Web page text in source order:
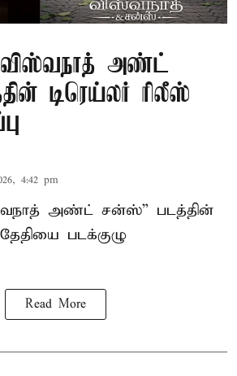
அண்ட்
டிரெய்லர் ரிலீஸ்
4:42 pm
அண்ட் சன்ஸ்” படத்தின்
படக்குழு
Read More